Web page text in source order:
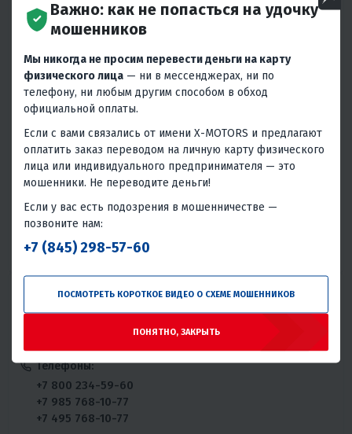
"Славянский Мир" (Москва-
Основной)
График работы:
Пн: 09:00 - 23:59
Чт: 09:00 - 18:00
Пт: 09:00 -
Вс: выходной
+7 800 234-59-60
+7 495 768-10-77
19-й км МКАД, владение 20, стр. 1
(Южные Ворота, ППГ)
Телефоны:
+7 800 234-59-60
+7 985 768-10-77
+7 495 768-10-77
Важно: как не попасться на удочку
мошенников
Мы никогда не просим перевести деньги на карту
физического лица — ни в мессенджерах, ни по
телефону, ни любым другим способом в обход
официальной оплаты.
Если с вами связались от имени X-MOTORS и предлагают
оплатить заказ переводом на личную карту физического
лица или индивидуального предпринимателя — это
мошенники. Не переводите деньги!
Если у вас есть подозрения в мошенничестве —
позвоните нам:
+7 (845) 298-57-60
ПОСМОТРЕТЬ КОРОТКОЕ ВИДЕО О СХЕМЕ МОШЕННИКОВ
ПОНЯТНО, ЗАКРЫТЬ